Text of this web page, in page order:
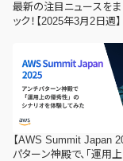
最新の注目ニュースをま
ック！【2025年3月2日週】
【AWS Summit Japan
パターン神殿で、「運⽤